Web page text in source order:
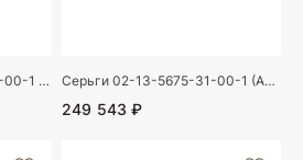
Подвеска 03-13-5499-31-00-1 (Au 585) Серьги 02-13-5675-31-00-1 (Au 585)
249 543 ₽